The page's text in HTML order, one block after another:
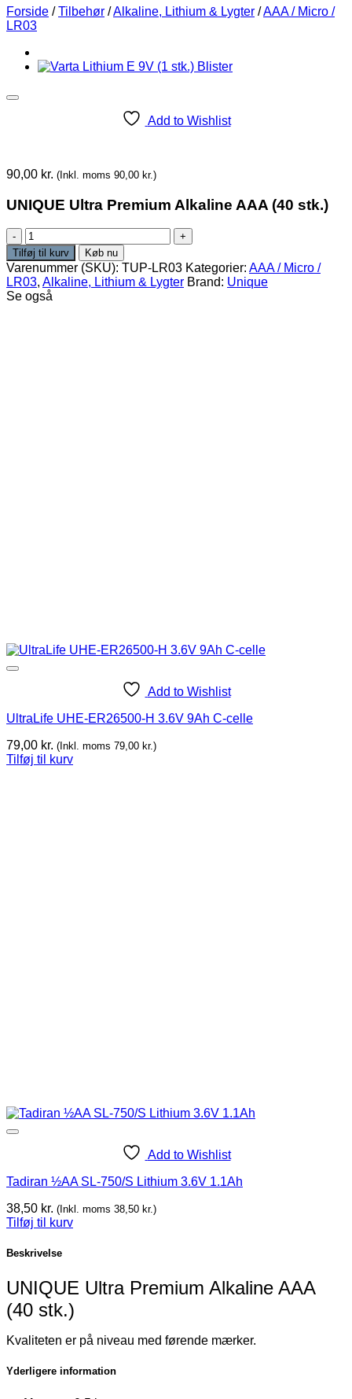
Forside / Tilbehør /Alkaline, Lithium & Lygter /AAA / Micro /
LR03
Add to Wishlist
90,00 kr. (Inkl. moms 90,00 kr.)
UNIQUE Ultra Premium Alkaline AAA (40 stk.)
UNIQUE
Ultra
Premium
Alkaline
AAA
(40
Tilføj til kurv Køb nu
Varenummer (SKU): TUP-LR03 Kategorier: AAA / Micro /
LR03, Alkaline, Lithium & Lygter Brand: Unique
Se også
Add to Wishlist
UltraLife UHE-ER26500-H 3.6V 9Ah C-celle
79,00 kr. (Inkl. moms 79,00 kr.)
Tilføj til kurv
Add to Wishlist
Tadiran ½AA SL-750/S Lithium 3.6V 1.1Ah
38,50 kr. (Inkl. moms 38,50 kr.)
Tilføj til kurv
Beskrivelse
UNIQUE Ultra Premium Alkaline AAA
(40 stk.)
Kvaliteten er på niveau med førende mærker.
Yderligere information